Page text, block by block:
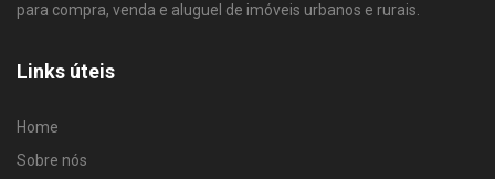
para compra, venda e aluguel de imóveis urbanos e rurais.
Links úteis
Home
Sobre nós